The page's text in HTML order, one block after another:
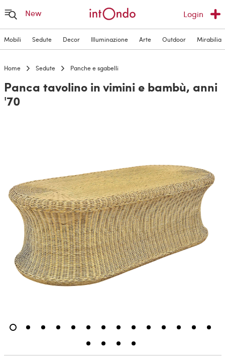
New Login
Mobili Sedute Decor Illuminazione Arte Outdoor Mirabilia
Home Sedute Panche e sgabelli
Panca tavolino in vimini e bambù, anni
'70